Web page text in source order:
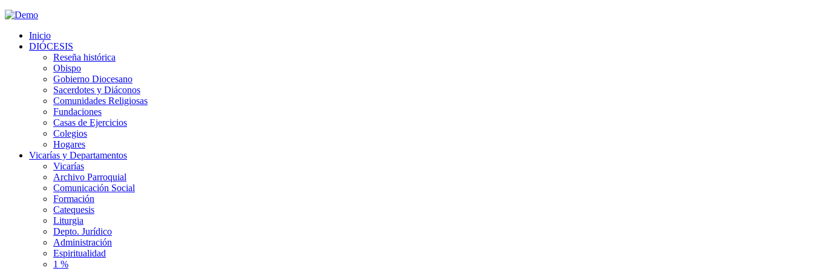
Inicio
DIÓCESIS
Reseña histórica
Obispo
Gobierno Diocesano
Sacerdotes y Diáconos
Comunidades Religiosas
Fundaciones
Casas de Ejercicios
Colegios
Hogares
Vicarías y Departamentos
Vicarías
Archivo Parroquial
Comunicación Social
Formación
Catequesis
Liturgia
Depto. Jurídico
Administración
Espiritualidad
1 %